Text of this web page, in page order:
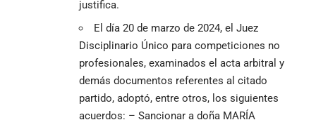
justifica.
El día 20 de marzo de 2024, el Juez
Disciplinario Único para competiciones no
profesionales, examinados el acta arbitral y
demás documentos referentes al citado
partido, adoptó, entre otros, los siguientes
acuerdos: – Sancionar a doña MARÍA